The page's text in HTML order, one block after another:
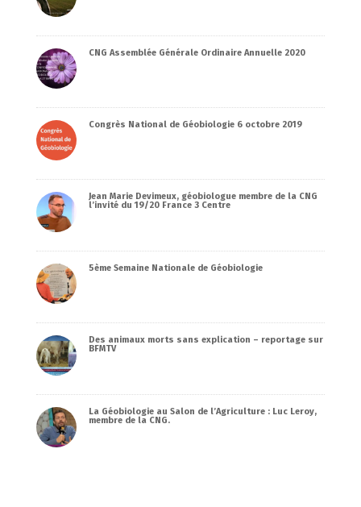
CNG Assemblée Générale Ordinaire Annuelle 2020
Congrès National de Géobiologie 6 octobre 2019
Jean Marie Devimeux, géobiologue membre de la CNG
l’invité du 19/20 France 3 Centre
5ème Semaine Nationale de Géobiologie
Des animaux morts sans explication – reportage sur
BFMTV
La Géobiologie au Salon de l’Agriculture : Luc Leroy,
membre de la CNG.